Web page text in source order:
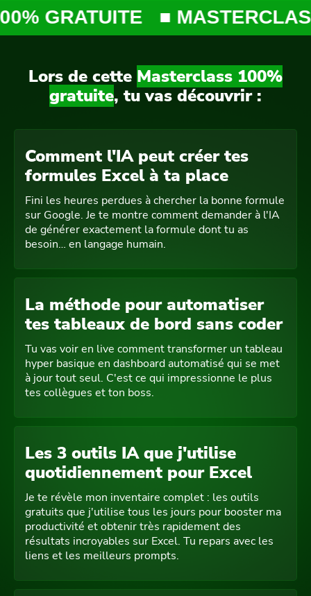
GRATUITE ■ MASTERCLASS
Lors de cette Masterclass 100%
gratuite, tu vas découvrir :
Comment l'IA peut créer tes
formules Excel à ta place
Fini les heures perdues à chercher la bonne formule
sur Google. Je te montre comment demander à l'IA
de générer exactement la formule dont tu as
besoin… en langage humain.
La méthode pour automatiser
tes tableaux de bord sans coder
Tu vas voir en live comment transformer un tableau
hyper basique en dashboard automatisé qui se met
à jour tout seul. C'est ce qui impressionne le plus
tes collègues et ton boss.
Les 3 outils IA que j'utilise
quotidiennement pour Excel
Je te révèle mon inventaire complet : les outils
gratuits que j'utilise tous les jours pour booster ma
productivité et obtenir très rapidement des
résultats incroyables sur Excel. Tu repars avec les
liens et les meilleurs prompts.